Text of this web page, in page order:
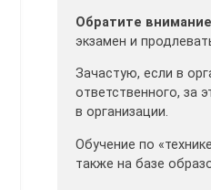
Обратите
экзамен и
Зачастую, если в
ответственного, за
в организации.
Обучение по
также на базе